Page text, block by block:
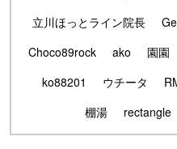
立川ほっとライン院長
Choco89rock
ako 園園
ko88201
ウチータ
棚湯
rectangle